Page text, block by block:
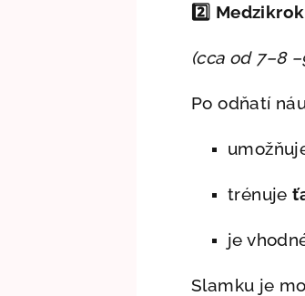
2️⃣
(cca od 7–8
Po odňatí
trénuje
je
Slamku je